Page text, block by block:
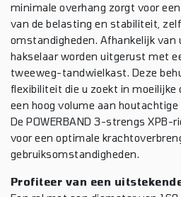
minimale overhang zorgt voor
van de belasting en stabiliteit,
omstandigheden. Afhankelijk van
hakselaar worden uitgerust met
tweeweg-tandwielkast. Deze
flexibiliteit die u zoekt in
een hoog volume aan
De POWERBAND 3-strengs
voor een optimale
gebruiksomstandigheden.
Profiteer van een